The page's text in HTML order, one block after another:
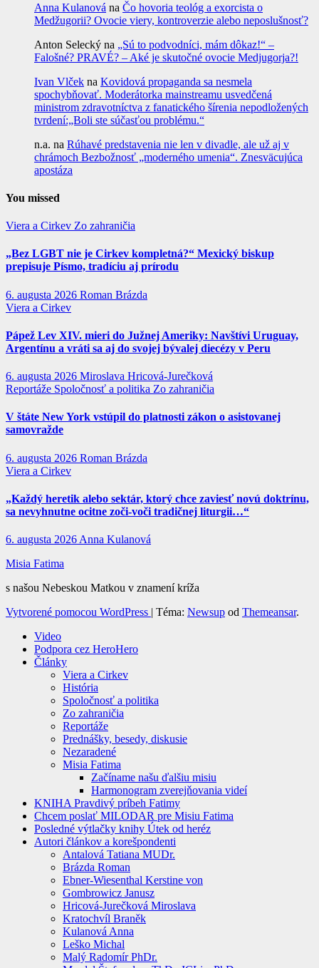
Anna Kulanová na Čo hovoria teológ a exorcista o
Medžugorii? Ovocie viery, kontroverzie alebo neposlušnosť?
Anton Selecký na „Sú to podvodníci, mám dôkaz!“ –
Falošné? PRAVÉ? – Aké je skutočné ovocie Medjugorja?!
Ivan Vlček na Kovidová propaganda sa nesmela
spochybňovať. Moderátorka mainstreamu usvedčená
ministrom zdravotníctva z fanatického šírenia nepodložených
tvrdení:„Boli ste súčasťou problému.“
n.a. na Rúhavé predstavenia nie len v divadle, ale už aj v
chrámoch Bezbožnosť „moderného umenia“. Znesväcujúca
apostáza
You missed
Viera a Cirkev Zo zahraničia
„Bez LGBT nie je Cirkev kompletná?“ Mexický biskup
prepisuje Písmo, tradíciu aj prírodu
6. augusta 2026 Roman Brázda
Viera a Cirkev
Pápež Lev XIV. mieri do Južnej Ameriky: Navštívi Uruguay,
Argentínu a vráti sa aj do svojej bývalej diecézy v Peru
6. augusta 2026 Miroslava Hricová-Jurečková
Reportáže Spoločnosť a politika Zo zahraničia
V štáte New York vstúpil do platnosti zákon o asistovanej
samovražde
6. augusta 2026 Roman Brázda
Viera a Cirkev
„Každý heretik alebo sektár, ktorý chce zaviesť novú doktrínu,
sa nevyhnutne ocitne zoči-voči tradičnej liturgii…“
6. augusta 2026 Anna Kulanová
Misia Fatima
s našou Nebeskou Matkou v znamení kríža
Vytvorené pomocou WordPress | Téma: Newsup od Themeansar.
Video
Podpora cez HeroHero
Články
Viera a Cirkev
História
Spoločnosť a politika
Zo zahraničia
Reportáže
Prednášky, besedy, diskusie
Nezaradené
Misia Fatima
Začíname našu ďalšiu misiu
Harmonogram zverejňovania videí
KNIHA Pravdivý príbeh Fatimy
Chcem poslať MILODAR pre Misiu Fatima
Posledné výtlačky knihy Útek od heréz
Autori článkov a korešpondenti
Antalová Tatiana MUDr.
Brázda Roman
Ebner-Wiesenthal Kerstine von
Gombrowicz Janusz
Hricová-Jurečková Miroslava
Kratochvíl Braněk
Kulanová Anna
Leško Michal
Malý Radomír PhDr.